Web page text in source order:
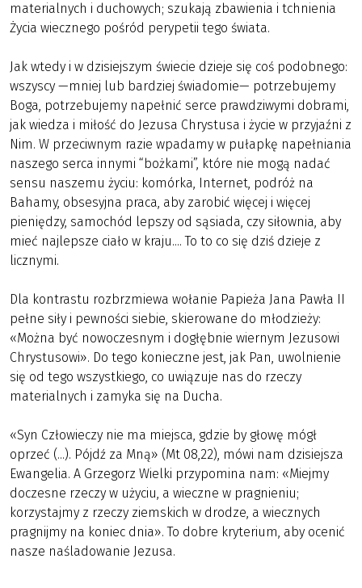
materialnych i duchowych; szukają zbawienia i tchnienia
Życia wiecznego pośród perypetii tego świata.
Jak wtedy i w dzisiejszym świecie dzieje się coś podobnego:
wszyscy —mniej lub bardziej świadomie— potrzebujemy
Boga, potrzebujemy napełnić serce prawdziwymi dobrami,
jak wiedza i miłość do Jezusa Chrystusa i życie w przyjaźni z
Nim. W przeciwnym razie wpadamy w pułapkę napełniania
naszego serca innymi “bożkami”, które nie mogą nadać
sensu naszemu życiu: komórka, Internet, podróż na
Bahamy, obsesyjna praca, aby zarobić więcej i więcej
pieniędzy, samochód lepszy od sąsiada, czy siłownia, aby
mieć najlepsze ciało w kraju.... To to co się dziś dzieje z
licznymi.
Dla kontrastu rozbrzmiewa wołanie Papieża Jana Pawła II
pełne siły i pewności siebie, skierowane do młodzieży:
«Można być nowoczesnym i dogłębnie wiernym Jezusowi
Chrystusowi». Do tego konieczne jest, jak Pan, uwolnienie
się od tego wszystkiego, co uwiązuje nas do rzeczy
materialnych i zamyka się na Ducha.
«Syn Człowieczy nie ma miejsca, gdzie by głowę mógł
oprzeć (...). Pójdź za Mną» (Mt 08,22), mówi nam dzisiejsza
Ewangelia. A Grzegorz Wielki przypomina nam: «Miejmy
doczesne rzeczy w użyciu, a wieczne w pragnieniu;
korzystajmy z rzeczy ziemskich w drodze, a wiecznych
pragnijmy na koniec dnia». To dobre kryterium, aby ocenić
nasze naśladowanie Jezusa.